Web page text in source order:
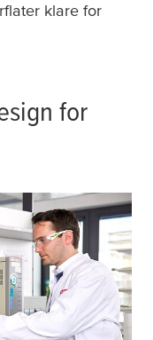
klare for
for